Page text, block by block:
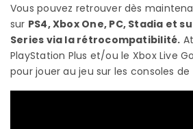
Vous pouvez retrouver dès
sur PS4, Xbox One, PC, Stadia et
Series via la rétrocompatibilité.
PlayStation Plus et/ou le Xbox Live
pour jouer au jeu sur les consoles